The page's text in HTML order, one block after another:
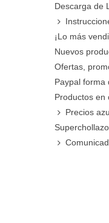
Descarga de
¡Lo más
Nuevos
Ofertas,
Paypal forma
Productos en
Precios
Superchollazo